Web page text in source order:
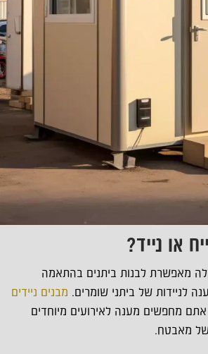
או נייד?
מאפשרת לבנות ביתנים בהתאמה
לניידות של ביתני שומרים. מבנים ניידים
אתם מחפשים מענה לאירועים מיוחדים
של מאבטח.